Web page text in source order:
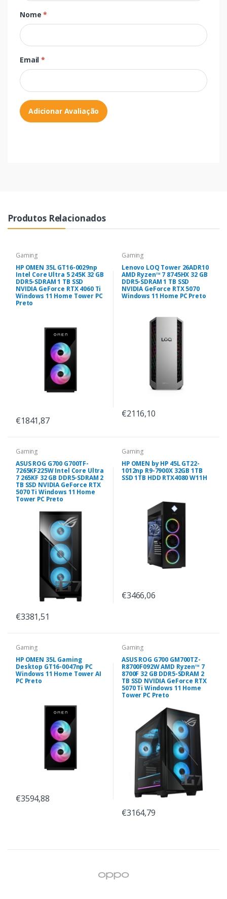
Nome*
Email*
Adicionar Avaliação
Produtos Relacionados
Gaming
HP OMEN 35L GT16-0029np
Intel Core Ultra 5 245K 32 GB
DDR5-SDRAM 1 TB SSD
NVIDIA GeForce RTX 4060 Ti
Windows 11 Home Tower PC
Preto
€1841,87
Gaming
Lenovo LOQ Tower 26ADR10
AMD Ryzen™ 7 8745HX 32 GB
DDR5-SDRAM 1 TB SSD
NVIDIA GeForce RTX 5070
Windows 11 Home PC Preto
€2116,10
Gaming
ASUS ROG G700 G700TF-
7265KF225W Intel Core Ultra
7 265KF 32 GB DDR5-SDRAM 2
TB SSD NVIDIA GeForce RTX
5070 Ti Windows 11 Home
Tower PC Preto
€3381,51
Gaming
HP OMEN by HP 45L GT22-
1012np R9-7900X 32GB 1TB
SSD 1TB HDD RTX4080 W11H
€3466,06
Gaming
HP OMEN 35L Gaming
Desktop GT16-0047np PC
Windows 11 Home Tower AI
PC Preto
€3594,88
Gaming
ASUS ROG G700 GM700TZ-
R8700F092W AMD Ryzen™ 7
8700F 32 GB DDR5-SDRAM 2
TB SSD NVIDIA GeForce RTX
5070 Ti Windows 11 Home
Tower PC Preto
€3164,79